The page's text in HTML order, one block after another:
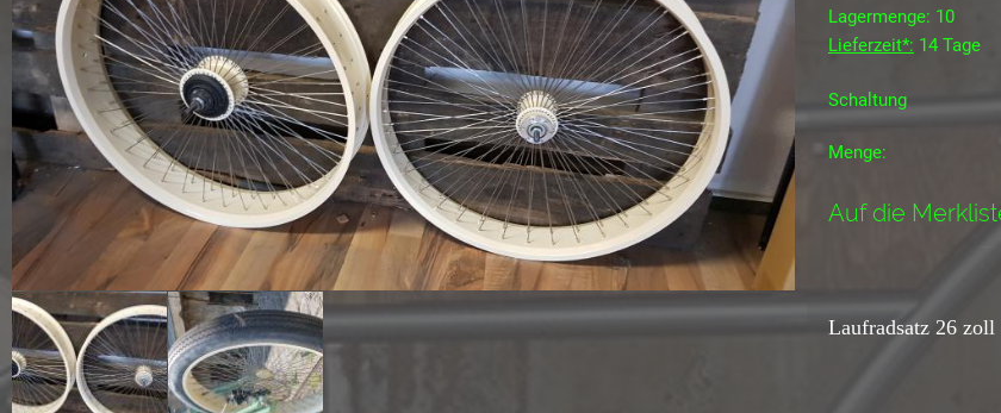
Lagermenge: 10
Lieferzeit*: 14 Tage
Schaltung
Menge:
Auf die
Laufradsatz 26